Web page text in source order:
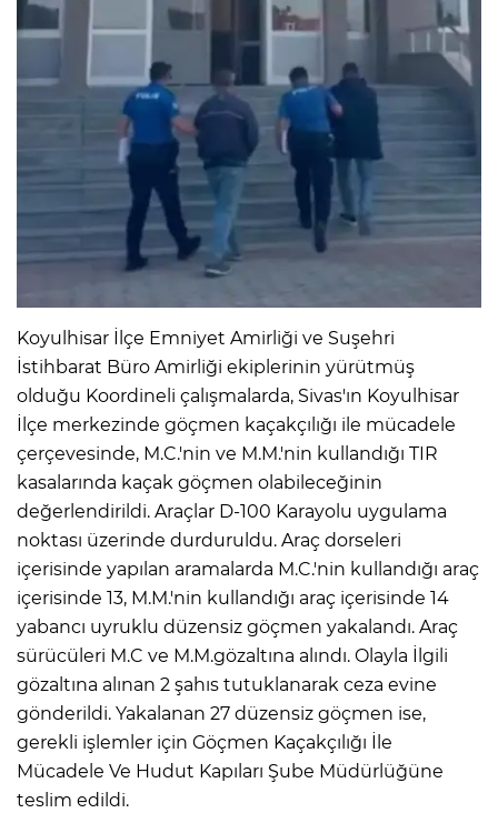
Koyulhisar İlçe Emniyet Amirliği ve Suşehri
İstihbarat Büro Amirliği ekiplerinin yürütmüş
olduğu Koordineli çalışmalarda, Sivas'ın Koyulhisar
İlçe merkezinde göçmen kaçakçılığı ile mücadele
çerçevesinde, M.C.'nin ve M.M.'nin kullandığı TIR
kasalarında kaçak göçmen olabileceğinin
değerlendirildi. Araçlar D-100 Karayolu uygulama
noktası üzerinde durduruldu. Araç dorseleri
içerisinde yapılan aramalarda M.C.'nin kullandığı araç
içerisinde 13, M.M.'nin kullandığı araç içerisinde 14
yabancı uyruklu düzensiz göçmen yakalandı. Araç
sürücüleri M.C ve M.M.gözaltına alındı. Olayla İlgili
gözaltına alınan 2 şahıs tutuklanarak ceza evine
gönderildi. Yakalanan 27 düzensiz göçmen ise,
gerekli işlemler için Göçmen Kaçakçılığı İle
Mücadele Ve Hudut Kapıları Şube Müdürlüğüne
teslim edildi.